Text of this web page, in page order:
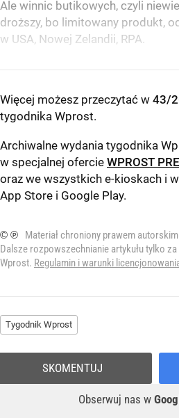
Ale winnic butikowych, czyli
droższy, bo limitowany produkt,
w USA, Nowej Zelandii, RPA.
Więcej możesz przeczytać w 43/
tygodnika Wprost.
Archiwalne wydania tygodnika
w specjalnej ofercie WPROST
oraz we wszystkich e-kioskach i
App Store i Google Play.
© ℗
Materiał chroniony prawem
Dalsze rozpowszechnianie artykułu tylko
Wprost. Regulamin i warunki
Tygodnik Wprost
Obserwuj nas w
SKOMENTUJ